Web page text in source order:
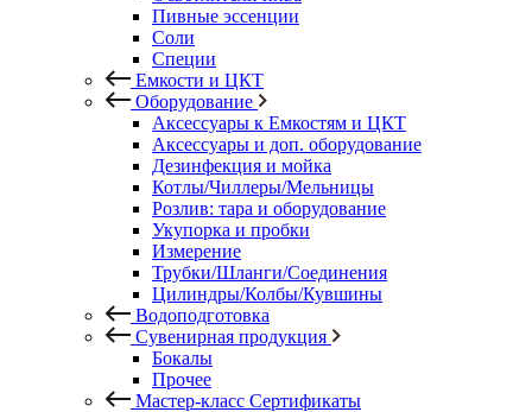
Пивные эссенции
Соли
Специи
Емкости и ЦКТ
Оборудование
Аксессуары к Емкостям и ЦКТ
Аксессуары и доп. оборудование
Дезинфекция и мойка
Котлы/Чиллеры/Мельницы
Розлив: тара и оборудование
Укупорка и пробки
Измерение
Трубки/Шланги/Соединения
Цилиндры/Колбы/Кувшины
Водоподготовка
Сувенирная продукция
Бокалы
Прочее
Мастер-класс Сертификаты